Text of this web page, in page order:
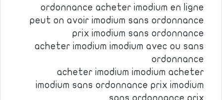
ordonnance acheter imodium en ligne
peut on avoir imodium sans ordonnance
prix imodium sans ordonnance
acheter imodium imodium avec ou sans
ordonnance
acheter imodium imodium acheter
imodium sans ordonnance prix imodium
sans ordonnance prix